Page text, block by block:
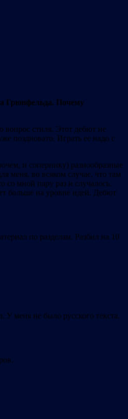
Грюнфельда. Почему
вопрос стиля. Этот дебют не
поздновато. Играть ее надо с
и сопернику) разнообразные
меня, во всяком случае, что там
со мной пару раз и случалось.
больше на уровне идей. Дебют
по разделам. Разбил на 10
У меня не было русского текста.